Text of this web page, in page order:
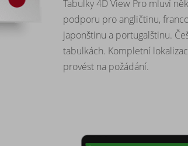
Tabulky 4D View Pro mluví
podporu pro angličtinu,
japonštinu a portugalštinu.
tabulkách. Kompletní
provést na požádání.